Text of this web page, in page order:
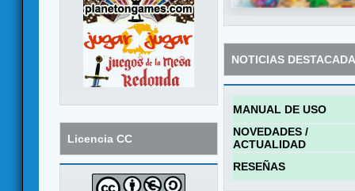
Licencia CC
NOTICIAS
MANUAL DE USO
NOVEDADES /
ACTUALIDAD
RESEÑAS